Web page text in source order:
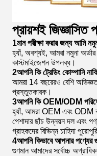
প্রায়শই জিজ্ঞাসিত
1মান পরীক্ষা করার জন্য আমি
হ্যাঁ, অবশ্যই, আমরা নমুনা
কাস্টমাইজেশন উপলব্ধ।
2আপনি কি ট্রেডিং কোম্পানি
আমরা 14 বছরেরও বেশি
প্রস্তুতকারক।
3আপনি কি OEM/ODM
হ্যাঁ, আমরা OEM এবং ODM
পেশাদার ছাঁচ উন্নয়ন দল এবং
গ্রাহকদের বিভিন্ন চাহিদা
4আপনি কিভাবে আপনার পণ্যের
গুণমান আমাদের সর্বোচ্চ